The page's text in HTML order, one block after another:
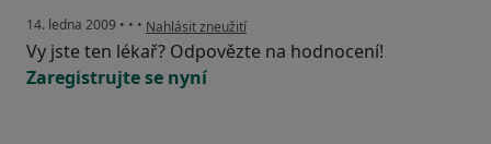
14. ledna 2009 • • • podle názoru uživatele neštastný pacient
Nahlásit zneužití
Vy jste ten lékař? Odpovězte na hodnocení!
Zaregistrujte se nyní